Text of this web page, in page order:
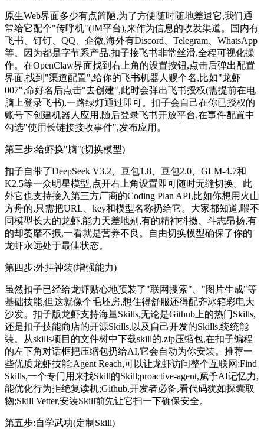
原生Web界面多少有点简陋,为了方便随时随地差遣它,我们通
常给它配个"传呼机"(IM平台),来作为信息的收发渠道。国内有
飞书、钉钉、QQ、企微,海外有Discord、Telegram、WhatsApp
等。因为都是字节系产品,扣子接飞书非常丝滑,全程可视化操
作。在OpenClaw界面找到右上角的设置按钮,点击后弹出配置
界面,找到"渠道配置",给你的飞书机器人赐个名,比如"龙虾
007",命好名后点击"去创建",此时会弹出飞书授权(需提前在电
脑上登录飞书),一路绿灯通过即可。扣子会自己在你已授权的
账号下创建机器人应用,随后登录飞书开放平台,在事件配置中
勾选"使用长链接接收事件",发布应用。
第三步:给虾换"脑"(切换模型)
扣子自带了DeepSeek V3.2、豆包1.8、豆包2.0、GLM-4.7和
K2.5等一众明星模型,点开右上角设置即可随时无缝切换。此
外它也支持接入第三方厂商的Coding Plan API,比如你想用火山
方舟的,只需把URL、key和模型名称扔给它。大家都知道,喂不
同模型长大的龙虾,能力天差地别,有的精神抖擞、斗志昂扬,有
的却萎靡不振,一看就是营养不良。自由切换模型确保了你的
龙虾永远处于最佳状态。
第四步:外挂神装(增强能力)
虽然扣子已经给龙虾贴心地预装了"联网搜索"、"图片生成"等
基础技能,但这就像个毛坯房,想住得舒服还得配齐冰箱彩电大
沙发。扣子版龙虾支持海量Skills,无论是Github上的热门Skills,
还是扣子技能商店的开源Skills,以及自己开发的Skills,统统能
装。从skills项目的文件树中下载skill的.zip压缩包,在扣子编程
的左下角对话框把压缩包扔给AI,它会自动为你安装。推荐一
些优质龙虾技能:Agent Reach,可以让龙虾访问整个互联网;Find
Skills,一个专门用来找Skill的Skill;proactive-agent,赋予AI记忆力,
能优化行为拒绝复读机;Github,开发者必备,看代码犹如探囊取
物;Skill Vetter,安装Skill前先让它扫一下确保安全。
第五步:自学武功(定制Skill)